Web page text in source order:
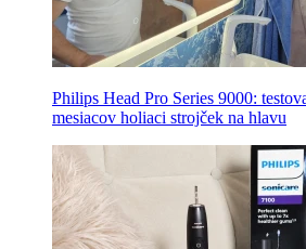
Philips Head Pro Series 9000:
mesiacov holiaci strojček na hlavu